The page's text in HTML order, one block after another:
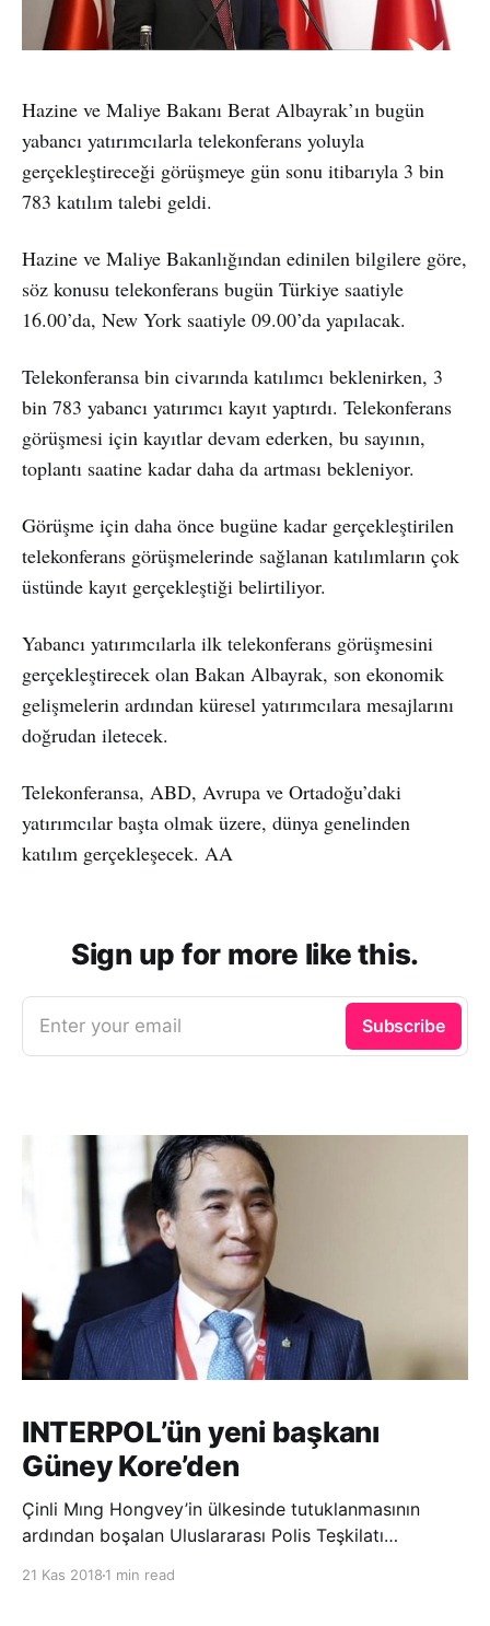
Hazine ve Maliye Bakanı Berat Albayrak’ın bugün
yabancı yatırımcılarla telekonferans yoluyla
gerçekleştireceği görüşmeye gün sonu itibarıyla 3 bin
783 katılım talebi geldi.
Hazine ve Maliye Bakanlığından edinilen bilgilere göre,
söz konusu telekonferans bugün Türkiye saatiyle
16.00’da, New York saatiyle 09.00’da yapılacak.
Telekonferansa bin civarında katılımcı beklenirken, 3
bin 783 yabancı yatırımcı kayıt yaptırdı. Telekonferans
görüşmesi için kayıtlar devam ederken, bu sayının,
toplantı saatine kadar daha da artması bekleniyor.
Görüşme için daha önce bugüne kadar gerçekleştirilen
telekonferans görüşmelerinde sağlanan katılımların çok
üstünde kayıt gerçekleştiği belirtiliyor.
Yabancı yatırımcılarla ilk telekonferans görüşmesini
gerçekleştirecek olan Bakan Albayrak, son ekonomik
gelişmelerin ardından küresel yatırımcılara mesajlarını
doğrudan iletecek.
Telekonferansa, ABD, Avrupa ve Ortadoğu’daki
yatırımcılar başta olmak üzere, dünya genelinden
katılım gerçekleşecek. AA
Sign up for more like this.
Enter your email Subscribe
INTERPOL’ün yeni başkanı
Güney Kore’den
Çinli Mıng Hongvey’in ülkesinde tutuklanmasının
ardından boşalan Uluslararası Polis Teşkilatı
21 Kas 2018 1 min read